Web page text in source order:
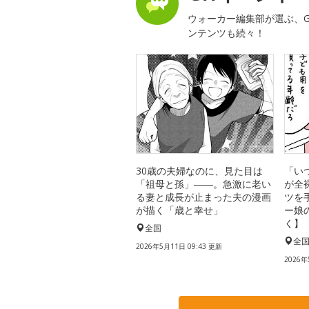
ウォーカー編集部が選ぶ、
ンテンツも続々！
30歳の夫婦なのに、見た目は
「祖母と孫」――。急激に老い
る妻と成長が止まった夫の漫画
が描く「歳と幸せ」
全国
2026年5月11日 09:43 更新
「
が全
ツを
ー娘
く】
全国
2026